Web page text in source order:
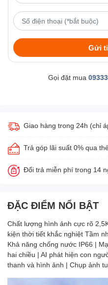
Gửi
Gọi đặt mua
Giao hàng trong 24h (chỉ
Trả góp lãi suất 0% qua
Đổi trả miễn phí trong 14
ĐẶC ĐIỂM NỔI BẬT
Chất lượng hình ảnh cực rõ
kiện thời tiết khắc nghiệt Tầm
Khả năng chống nước IP66 |
hai chiều | AI phát hiện con
thanh và hình ảnh | Chụp ảnh